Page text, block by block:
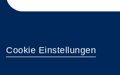
Cookie Einstellungen